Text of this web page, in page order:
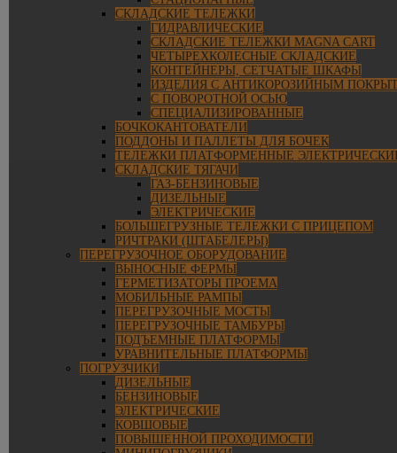
СКЛАДСКИЕ ТЕЛЕЖКИ
ГИДРАВЛИЧЕСКИЕ
СКЛАДСКИЕ ТЕЛЕЖКИ MAGNA CART
ЧЕТЫРЕХКОЛЕСНЫЕ СКЛАДСКИЕ
КОНТЕЙНЕРЫ, СЕТЧАТЫЕ ШКАФЫ
ИЗДЕЛИЯ С АНТИКОРОЗИЙНЫМ
С ПОВОРОТНОЙ ОСЬЮ
СПЕЦИАЛИЗИРОВАННЫЕ
БОЧКОКАНТОВАТЕЛИ
ПОДДОНЫ И ПАЛЛЕТЫ ДЛЯ БОЧЕК
ТЕЛЕЖКИ ПЛАТФОРМЕННЫЕ
СКЛАДСКИЕ ТЯГАЧИ
ГАЗ-БЕНЗИНОВЫЕ
ДИЗЕЛЬНЫЕ
ЭЛЕКТРИЧЕСКИЕ
БОЛЬШЕГРУЗНЫЕ ТЕЛЕЖКИ С ПРИЦЕПОМ
РИЧТРАКИ (ШТАБЕЛЕРЫ)
ПЕРЕГРУЗОЧНОЕ ОБОРУДОВАНИЕ
ВЫНОСНЫЕ ФЕРМЫ
ГЕРМЕТИЗАТОРЫ ПРОЕМА
МОБИЛЬНЫЕ РАМПЫ
ПЕРЕГРУЗОЧНЫЕ МОСТЫ
ПЕРЕГРУЗОЧНЫЕ ТАМБУРЫ
ПОДЪЕМНЫЕ ПЛАТФОРМЫ
УРАВНИТЕЛЬНЫЕ ПЛАТФОРМЫ
ПОГРУЗЧИКИ
ДИЗЕЛЬНЫЕ
БЕНЗИНОВЫЕ
ЭЛЕКТРИЧЕСКИЕ
КОВШОВЫЕ
ПОВЫШЕННОЙ ПРОХОДИМОСТИ